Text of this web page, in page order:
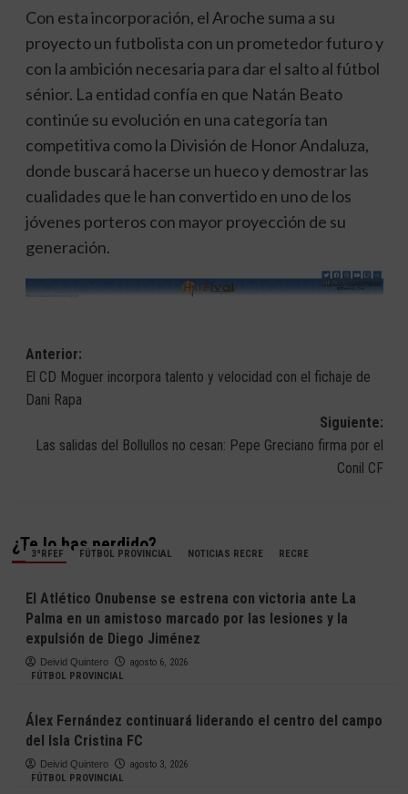
Con esta incorporación, el Aroche suma a su
proyecto un futbolista con un prometedor futuro y
con la ambición necesaria para dar el salto al fútbol
sénior. La entidad confía en que Natán Beato
continúe su evolución en una categoría tan
competitiva como la División de Honor Andaluza,
donde buscará hacerse un hueco y demostrar las
cualidades que le han convertido en uno de los
jóvenes porteros con mayor proyección de su
generación.
Navegación
de
entradas
Anterior:
El CD Moguer incorpora talento y velocidad con el fichaje de
Dani Rapa
Siguiente:
Las salidas del Bollullos no cesan: Pepe Greciano firma por el
Conil CF
¿Te lo has perdido?
3ªRFEF FÚTBOL PROVINCIAL NOTICIAS RECRE RECRE
El Atlético Onubense se estrena con victoria ante La
Palma en un amistoso marcado por las lesiones y la
expulsión de Diego Jiménez
Deivid Quintero
agosto 6, 2026
FÚTBOL PROVINCIAL
Álex Fernández continuará liderando el centro del campo
del Isla Cristina FC
Deivid Quintero
agosto 3, 2026
FÚTBOL PROVINCIAL